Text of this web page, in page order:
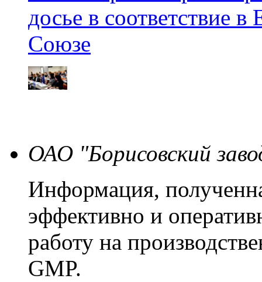
досье в соответствие
Союзе
ОАО "Борисовский
Информация,
эффективно и
работу на
GMP.